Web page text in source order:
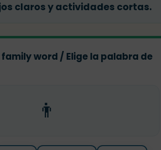
claros y actividades cortas.
word / Elige la palabra de
👨